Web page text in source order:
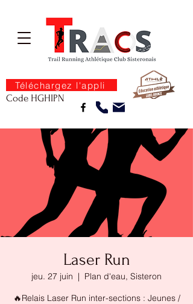
Téléchargez l'appli
Code HGHIPN
Laser Run
jeu. 27 juin
  |
Plan d'eau, Sisteron
🔥Relais Laser Run inter-sections : Jeunes /